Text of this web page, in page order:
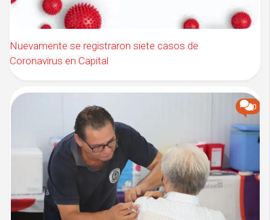
Nuevamente se registraron siete casos de
Coronavirus en Capital
0